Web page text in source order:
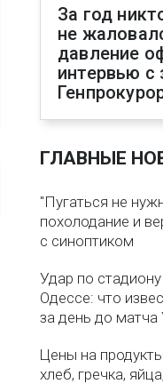
За год
не
давление
интервью с
ГЛАВНЫЕ
"Пугаться не
похолодание и
с синоптиком
Удар по
Одессе: что
за день до
Цены на
хлеб, гречка,